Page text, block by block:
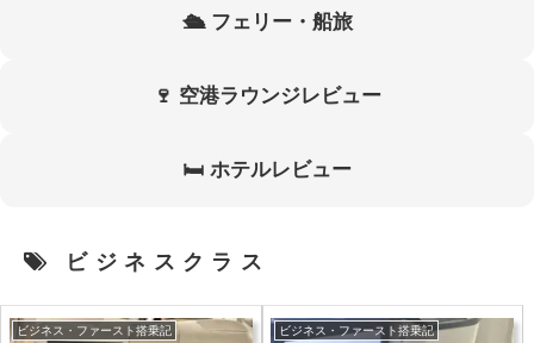
🛳 フェリー・船旅
🍷 空港ラウンジレビュー
🛏 ホテルレビュー
ビジネスクラス
ビジネス・ファースト搭乗記 ビジネス・ファースト搭乗記